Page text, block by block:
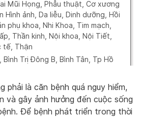
phải là căn bệnh quá nguy hiểm,
và gây ảnh hưởng đến cuộc sống
Để bệnh phát triển trong thời